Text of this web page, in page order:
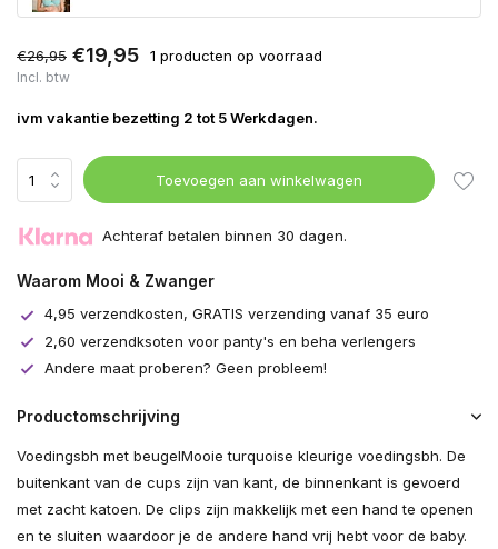
€26,95 €19,95 1 producten op voorraad
Incl. btw
ivm vakantie bezetting 2 tot 5 Werkdagen.
Toevoegen aan winkelwagen
Achteraf betalen binnen 30 dagen.
Waarom Mooi & Zwanger
4,95 verzendkosten, GRATIS verzending vanaf 35 euro
2,60 verzendksoten voor panty's en beha verlengers
Andere maat proberen? Geen probleem!
Productomschrijving
Voedingsbh met beugelMooie turquoise kleurige voedingsbh. De
buitenkant van de cups zijn van kant, de binnenkant is gevoerd
met zacht katoen. De clips zijn makkelijk met een hand te openen
en te sluiten waardoor je de andere hand vrij hebt voor de baby.